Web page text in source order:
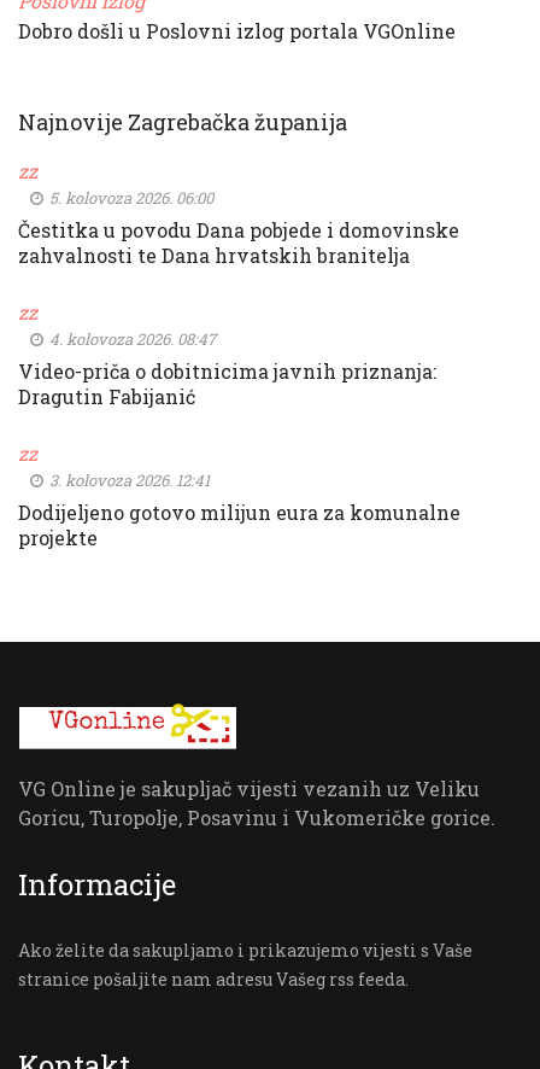
Dobro došli u Poslovni izlog portala VGOnline
Najnovije Zagrebačka županija
zz
5. kolovoza 2026. 06:00
Čestitka u povodu Dana pobjede i domovinske
zahvalnosti te Dana hrvatskih branitelja
zz
4. kolovoza 2026. 08:47
Video-priča o dobitnicima javnih priznanja:
Dragutin Fabijanić
zz
3. kolovoza 2026. 12:41
Dodijeljeno gotovo milijun eura za komunalne
projekte
VG Online je sakupljač vijesti vezanih uz Veliku
Goricu, Turopolje, Posavinu i Vukomeričke gorice.
Informacije
Ako želite da sakupljamo i prikazujemo vijesti s Vaše
stranice pošaljite nam adresu Vašeg rss feeda.